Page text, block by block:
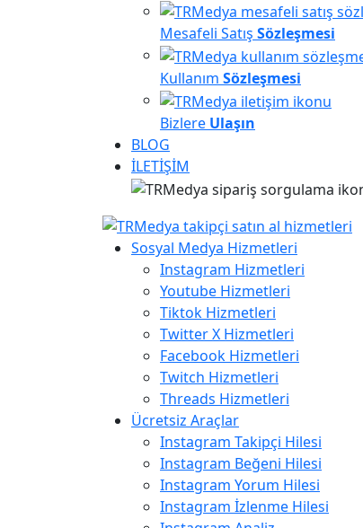
Mesafeli Satış Sözleşmesi
Kullanım Sözleşmesi
Bizlere Ulaşın
BLOG
İLETİŞİM
Sosyal Medya Hizmetleri
Instagram Hizmetleri
Youtube Hizmetleri
Tiktok Hizmetleri
Twitter X Hizmetleri
Facebook Hizmetleri
Twitch Hizmetleri
Threads Hizmetleri
Ücretsiz Araçlar
Instagram Takipçi Hilesi
Instagram Beğeni Hilesi
Instagram Yorum Hilesi
Instagram İzlenme Hilesi